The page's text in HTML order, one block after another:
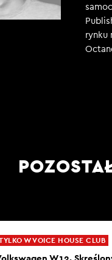
rynku
W VOICE HOUSE CLUB